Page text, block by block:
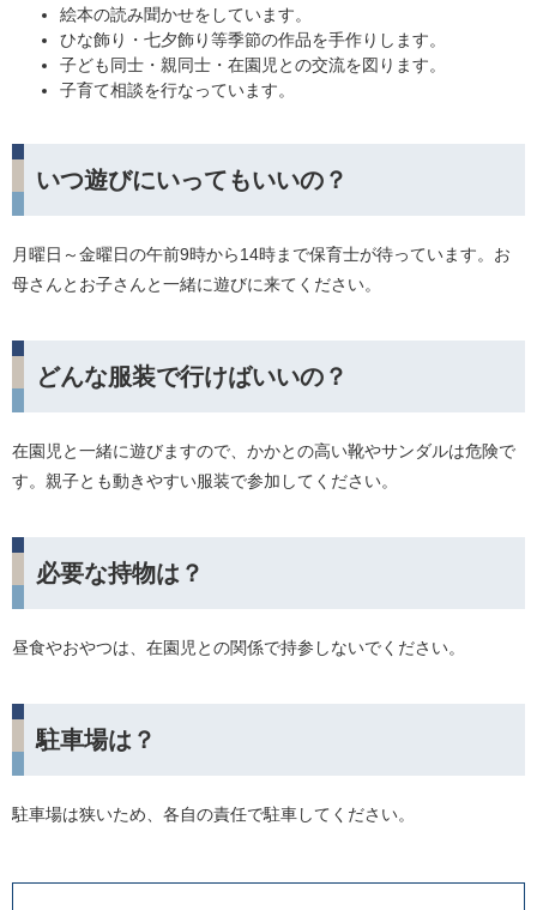
絵本の読み聞かせをしています。
ひな飾り・七夕飾り等季節の作品を手作りします。
子ども同士・親同士・在園児との交流を図ります。
子育て相談を行なっています。
いつ遊びにいってもいいの？
月曜日～金曜日の午前9時から14時まで保育士が待っています。お
母さんとお子さんと一緒に遊びに来てください。
どんな服装で行けばいいの？
在園児と一緒に遊びますので、かかとの高い靴やサンダルは危険で
す。親子とも動きやすい服装で参加してください。
必要な持物は？
昼食やおやつは、在園児との関係で持参しないでください。
駐車場は？
駐車場は狭いため、各自の責任で駐車してください。